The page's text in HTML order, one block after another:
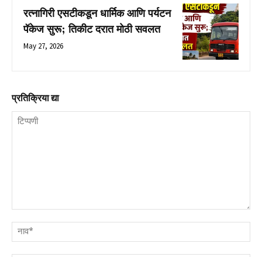
रत्नागिरी एसटीकडून धार्मिक आणि पर्यटन
पॅकेज सुरू; तिकीट दरात मोठी सवलत
May 27, 2026
प्रतिक्रिया द्या